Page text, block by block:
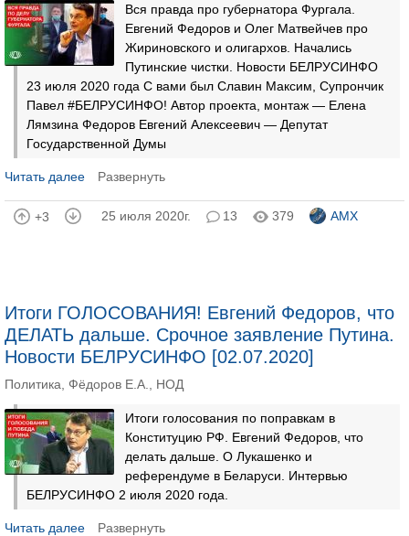
Вся правда про губернатора Фургала.
Евгений Федоров и Олег Матвейчев про
Жириновского и олигархов. Начались
Путинские чистки. Новости БЕЛРУСИНФО
23 июля 2020 года С вами был Славин Максим, Супрончик
Павел #БЕЛРУСИНФО! Автор проекта, монтаж — Елена
Лямзина Федоров Евгений Алексеевич — Депутат
Государственной Думы
Читать далее Развернуть
+3 25 июля 2020г. 13 379 AMX
Итоги ГОЛОСОВАНИЯ! Евгений Федоров, что
ДЕЛАТЬ дальше. Срочное заявление Путина.
Новости БЕЛРУСИНФО [02.07.2020]
Политика Фёдоров Е.А. НОД
Итоги голосования по поправкам в
Конституцию РФ. Евгений Федоров, что
делать дальше. О Лукашенко и
референдуме в Беларуси. Интервью
БЕЛРУСИНФО 2 июля 2020 года.
Читать далее Развернуть